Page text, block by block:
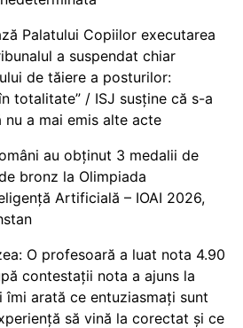
Palatului Copiilor executarea
a suspendat chiar
de tăiere a posturilor:
totalitate” / ISJ susține că s-a
a mai emis alte acte
au obținut 3 medalii de
bronz la Olimpiada
Artificială – IOAI 2026,
O profesoară a luat nota 4.90
contestații nota a ajuns la
arată ce entuziasmați sunt
să vină la corectat și ce